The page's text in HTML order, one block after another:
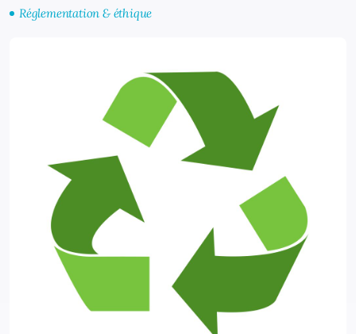
Réglementation & éthique